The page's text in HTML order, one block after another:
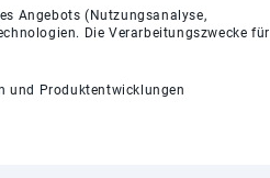
Angebots (Nutzungsanalyse,
Die Verarbeitungszwecke für
und Produktentwicklungen